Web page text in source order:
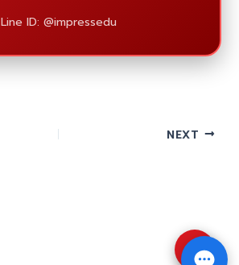
Line ID: @impressedu
NEXT
⇧